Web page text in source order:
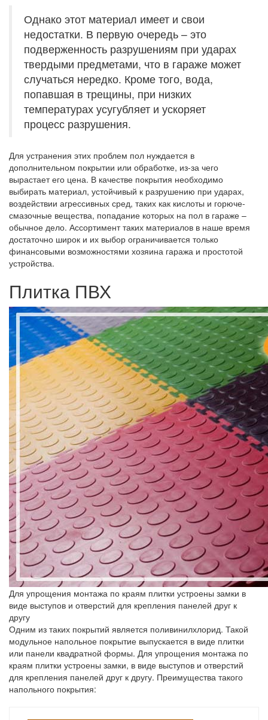
Однако этот материал имеет и свои
недостатки. В первую очередь – это
подверженность разрушениям при ударах
твердыми предметами, что в гараже может
случаться нередко. Кроме того, вода,
попавшая в трещины, при низких
температурах усугубляет и ускоряет
процесс разрушения.
Для устранения этих проблем пол нуждается в
дополнительном покрытии или обработке, из-за чего
вырастает его цена. В качестве покрытия необходимо
выбирать материал, устойчивый к разрушению при ударах,
воздействии агрессивных сред, таких как кислоты и горюче-
смазочные вещества, попадание которых на пол в гараже –
обычное дело. Ассортимент таких материалов в наше время
достаточно широк и их выбор ограничивается только
финансовыми возможностями хозяина гаража и простотой
устройства.
Плитка ПВХ
Для упрощения монтажа по краям плитки устроены замки в
виде выступов и отверстий для крепления панелей друг к
другу
Одним из таких покрытий является поливинилхлорид. Такой
модульное напольное покрытие выпускается в виде плитки
или панели квадратной формы. Для упрощения монтажа по
краям плитки устроены замки, в виде выступов и отверстий
для крепления панелей друг к другу. Преимущества такого
напольного покрытия: